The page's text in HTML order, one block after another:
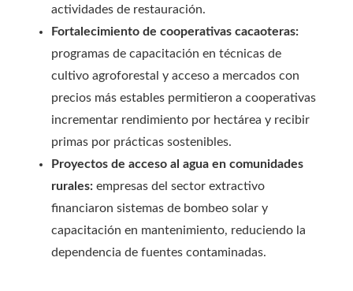
actividades de restauración.
Fortalecimiento de cooperativas cacaoteras:
programas de capacitación en técnicas de
cultivo agroforestal y acceso a mercados con
precios más estables permitieron a cooperativas
incrementar rendimiento por hectárea y recibir
primas por prácticas sostenibles.
Proyectos de acceso al agua en comunidades
rurales: empresas del sector extractivo
financiaron sistemas de bombeo solar y
capacitación en mantenimiento, reduciendo la
dependencia de fuentes contaminadas.